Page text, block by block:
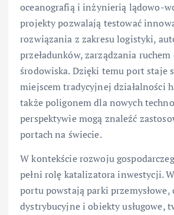
oceanografią i inżynierią lądowo-
projekty pozwalają testować
rozwiązania z zakresu logistyki,
przeładunków, zarządzania
środowiska. Dzięki temu port staje
miejscem tradycyjnej działalności
także poligonem dla nowych
perspektywie mogą znaleźć
portach na świecie.
W kontekście rozwoju
pełni rolę katalizatora inwestycji.
portu powstają parki przemysłowe,
dystrybucyjne i obiekty usługowe,